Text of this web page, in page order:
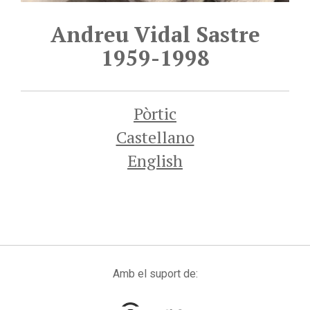
Andreu Vidal Sastre
1959-1998
Pòrtic
Castellano
English
Amb el suport de: